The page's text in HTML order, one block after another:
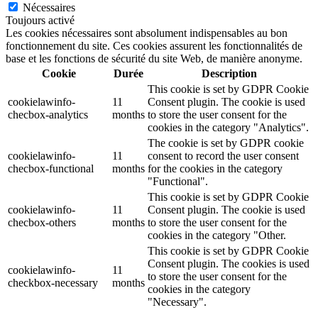
Nécessaires
Toujours activé
Les cookies nécessaires sont absolument indispensables au bon
fonctionnement du site. Ces cookies assurent les fonctionnalités de
base et les fonctions de sécurité du site Web, de manière anonyme.
Cookie
Durée Description
cookielawinfo-
checbox-analytics
11
months
This cookie is set by GDPR Cookie
Consent plugin. The cookie is used
to store the user consent for the
cookies in the category "Analytics".
cookielawinfo-
checbox-functional
11
months
The cookie is set by GDPR cookie
consent to record the user consent
for the cookies in the category
"Functional".
cookielawinfo-
checbox-others
11
months
This cookie is set by GDPR Cookie
Consent plugin. The cookie is used
to store the user consent for the
cookies in the category "Other.
cookielawinfo-
checkbox-necessary
11
months
This cookie is set by GDPR Cookie
Consent plugin. The cookies is used
to store the user consent for the
cookies in the category
"Necessary".